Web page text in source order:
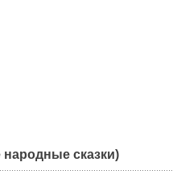
народные сказки)